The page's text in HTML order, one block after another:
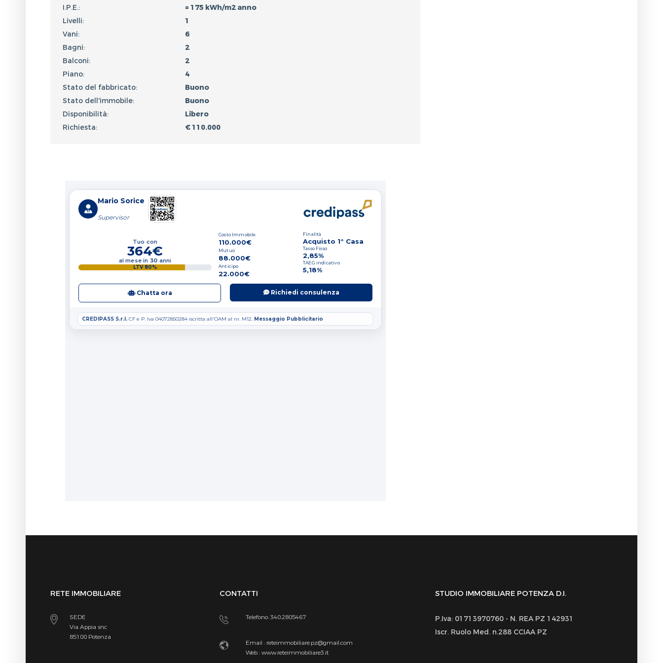
I.P.E.:
= 175 kWh/m2 anno
Livelli:
1
Vani:
6
Bagni:
2
Balconi:
2
Piano:
4
Stato del fabbricato:
Buono
Stato dell'immobile:
Buono
Disponibilità:
Libero
Richiesta:
€ 110.000
RETE IMMOBILIARE
SEDE
Via Appia snc
85100 Potenza
CONTATTI
Telefono: 340.2805467
Email : reteimmobiliare.pz@gmail.com
Web :www.reteimmobiliare3.it
STUDIO IMMOBILIARE POTENZA D.I.
P.Iva: 01713970760 - N. REA PZ 142931
Iscr. Ruolo Med. n.288 CCIAA PZ